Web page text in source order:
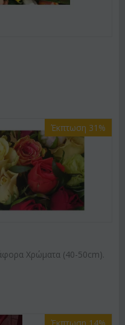
Έκπτωση 31%
Χρώματα (40-50cm).